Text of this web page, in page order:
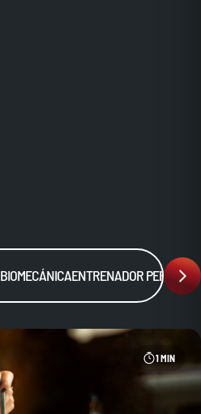
BIOMECÁNICAENTRENADOR PERSONAL
1 MIN